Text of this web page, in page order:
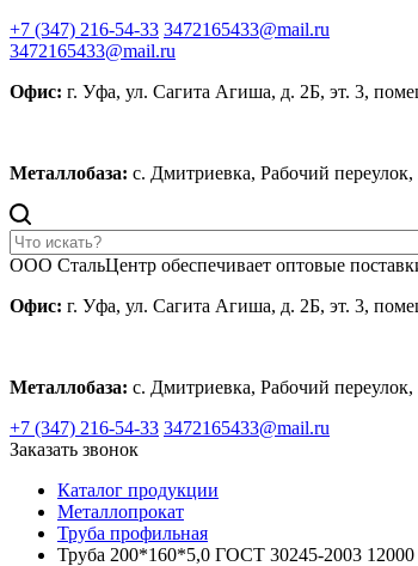
+7 (347) 216-54-33 3472165433@mail.ru
3472165433@mail.ru
Офис: г. Уфа, ул. Сагита Агиша, д. 2Б, эт. 3,
Металлобаза: с. Дмитриевка, Рабочий переулок,
ООО СтальЦентр обеспечивает оптовые
Офис: г. Уфа, ул. Сагита Агиша, д. 2Б, эт. 3,
Металлобаза: с. Дмитриевка, Рабочий переулок,
+7 (347) 216-54-33 3472165433@mail.ru
Заказать звонок
Каталог продукции
Металлопрокат
Труба профильная
Труба 200*160*5,0 ГОСТ 30245-2003 12000